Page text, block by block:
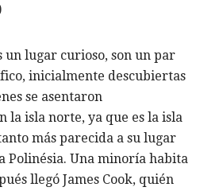
un lugar curioso, son un par
inicialmente descubiertas
se asentaron
la isla norte, ya que es la isla
más parecida a su lugar
Polinésia. Una minoría habita
llegó James Cook, quién